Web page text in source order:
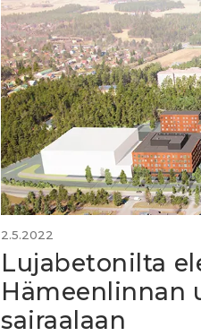
2.5.2022
Lujabetonilta
Hämeenlinnan
sairaalaan